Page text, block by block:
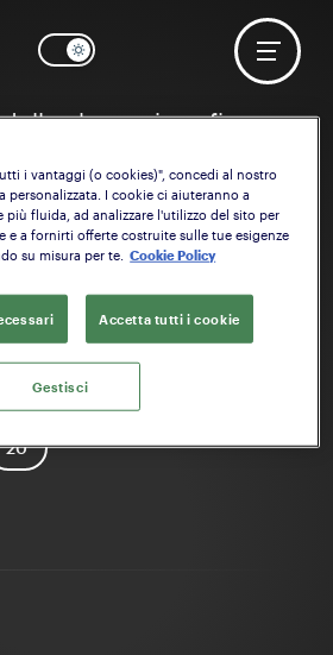
che vuoi configurare
Plus
20
i vantaggi (o cookies)", concedi al nostro
personalizzata. I cookie ci aiuteranno a
più fluida, ad analizzare l'utilizzo del sito per
e a fornirti offerte costruite sulle tue esigenze
su misura per te.
Cookie Policy
Accetta tutti i cookie
Gestisci